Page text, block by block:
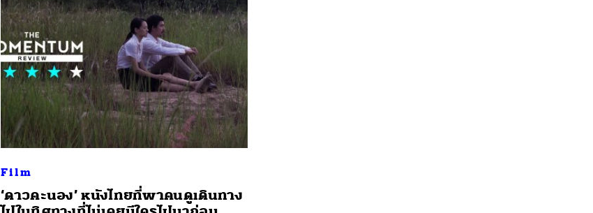
Film
‘ดาวคะนอง’ หนังไทยที่พาคนดูเดินทาง